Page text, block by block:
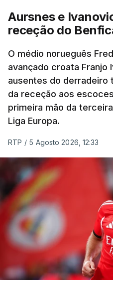
O vice-campeão
Rafael Reis, que
mais rápido, a sete
Luca Giaimi (UAE
(Anicolor-Campicarn),
edições da Volta,
posições,
Na quinta-feira, o pelotão
primeira das 10 etapas
contagens de terceira
50 quilómetros.
TÓPICOS
Lourinhã Queluz Madison
Aursnes e
receção do
O médio norueguês
avançado croata Franjo
ausentes do derradeiro
da receção aos
primeira mão da
Liga Europa.
RTP / 5 Agosto 2026, 12:33